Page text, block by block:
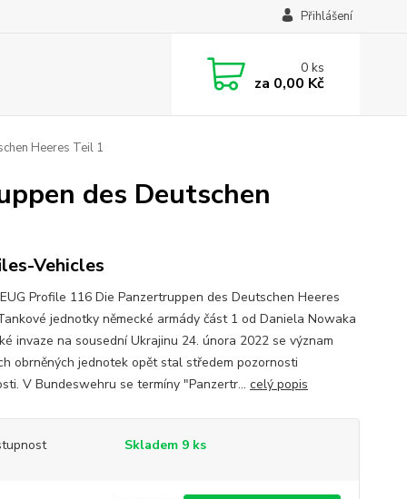
Přihlášení
0ks
za 0,00 Kč
Heeres Teil 1
des Deutschen
Vehicles
Profile 116 Die Panzertruppen des Deutschen Heeres
jednotky německé armády část 1 od Daniela Nowaka
invaze na sousední Ukrajinu 24. února 2022 se význam
obrněných jednotek opět stal středem pozornosti
V Bundeswehru se termíny "Panzertr... celý popis
Skladem 9 ks